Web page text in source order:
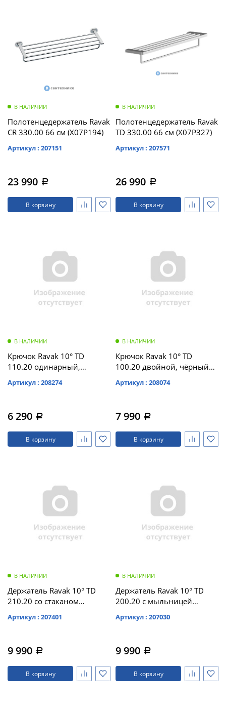
В НАЛИЧИИ
Полотенцедержатель Ravak
CR 330.00 66 см (X07P194)
Артикул : 207151
23 990 a
В корзину
В НАЛИЧИИ
Полотенцедержатель Ravak
TD 330.00 66 см (X07P327)
Артикул : 207571
26 990 a
В корзину
В НАЛИЧИИ
Крючок Ravak 10° TD
110.20 одинарный,
Артикул : 208274
6 290 a
В корзину
В НАЛИЧИИ
Крючок Ravak 10° TD
100.20 двойной, чёрный
Артикул : 208074
7 990 a
В корзину
В НАЛИЧИИ
Держатель Ravak 10° TD
210.20 со стаканом
Артикул : 207401
9 990 a
В корзину
В НАЛИЧИИ
Держатель Ravak 10° TD
200.20 с мыльницей
Артикул : 207030
9 990 a
В корзину